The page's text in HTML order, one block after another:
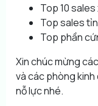
Top 10
Top sales
Top phần
Xin chúc mừng
và các phòng kinh
nỗ lực nhé.